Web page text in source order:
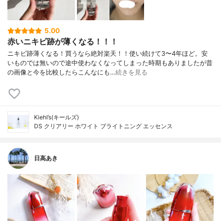
5.00
赤いニキビ跡が薄くなる！！！
ニキビ跡薄くなる！買うなら絶対楽天！！使い続けて3〜4年ほど。安
いものでは無いので途中使わなくなってしまった時期もありましたが昔
の画像と今を比較したらこんなにも…続きを見る
Kiehl’s(キールズ)
DS クリアリー ホワイト ブライトニング エッセンス
日高あき